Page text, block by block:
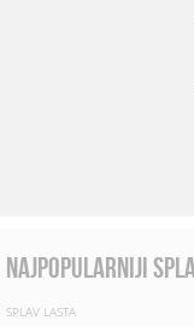
najpopularniji
SPLAV LASTA